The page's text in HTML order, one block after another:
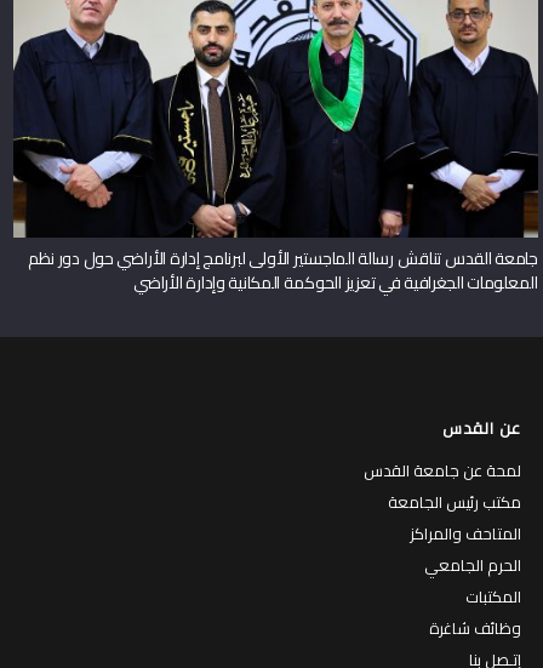
جامعة القدس تناقش رسالة الماجستير الأولى لبرنامج إدارة الأراضي حول دور نظم
المعلومات الجغرافية في تعزيز الحوكمة المكانية وإدارة الأراضي
عن القدس
لمحة عن جامعة القدس
مكتب رئيس الجامعة
المتاحف والمراكز
الحرم الجامعي
المكتبات
وظائف شاغرة
إتـصل بنا